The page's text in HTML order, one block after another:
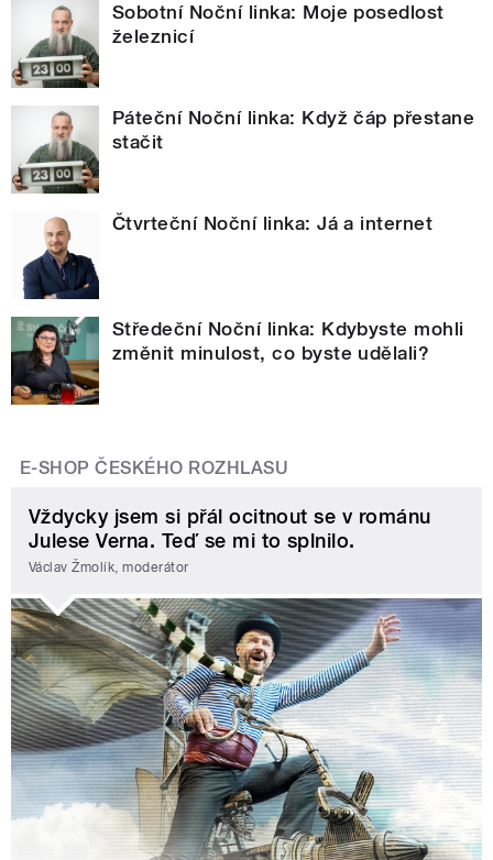
Sobotní Noční linka: Moje posedlost
železnicí
Páteční Noční linka: Když čáp přestane
stačit
Čtvrteční Noční linka: Já a internet
Středeční Noční linka: Kdybyste mohli
změnit minulost, co byste udělali?
E-SHOP ČESKÉHO ROZHLASU
Vždycky jsem si přál ocitnout se v románu
Julese Verna. Teď se mi to splnilo.
Václav Žmolík, moderátor